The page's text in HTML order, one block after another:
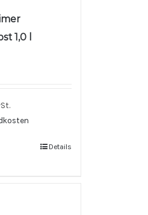
1,0 l
Details